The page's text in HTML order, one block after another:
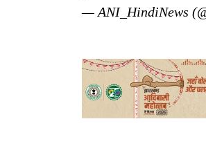
— ANI_HindiNews